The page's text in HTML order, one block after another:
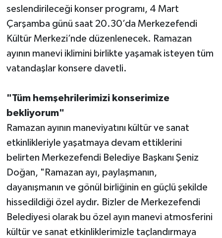
seslendirileceği konser programı, 4 Mart
Çarşamba günü saat 20.30’da Merkezefendi
Kültür Merkezi’nde düzenlenecek. Ramazan
ayının manevi iklimini birlikte yaşamak isteyen tüm
vatandaşlar konsere davetli.
"Tüm hemşehrilerimizi konserimize
bekliyorum"
Ramazan ayının maneviyatını kültür ve sanat
etkinlikleriyle yaşatmaya devam ettiklerini
belirten Merkezefendi Belediye Başkanı Şeniz
Doğan, "Ramazan ayı, paylaşmanın,
dayanışmanın ve gönül birliğinin en güçlü şekilde
hissedildiği özel aydır. Bizler de Merkezefendi
Belediyesi olarak bu özel ayın manevi atmosferini
kültür ve sanat etkinliklerimizle taçlandırmaya